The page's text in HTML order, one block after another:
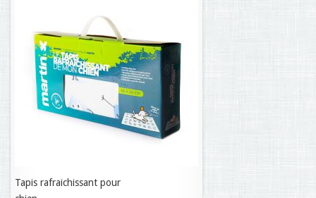
Tapis rafraichissant pour